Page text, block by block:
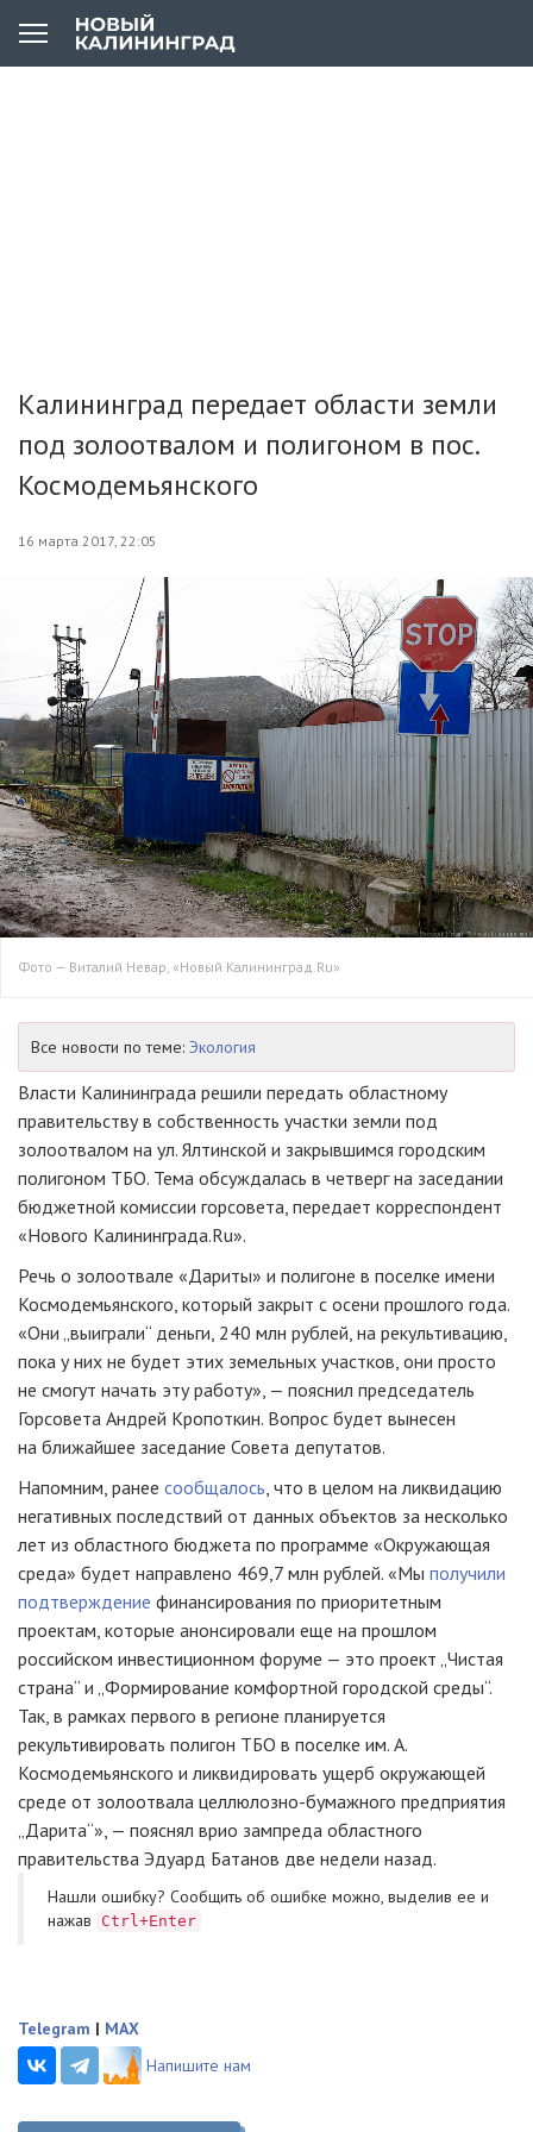
Калининград передает области земли
под золоотвалом и полигоном в пос.
Космодемьянского
16 марта 2017, 22:05
Фото — Виталий Невар, «Новый Калининград.Ru»
Все новости по теме: Экология
Власти Калининграда решили передать областному
правительству в собственность участки земли под
золоотвалом на ул. Ялтинской и закрывшимся городским
полигоном ТБО. Тема обсуждалась в четверг на заседании
бюджетной комиссии горсовета, передает корреспондент
«Нового Калининграда.Ru».
Речь о золоотвале «Дариты» и полигоне в поселке имени
Космодемьянского, который закрыт с осени прошлого года.
«Они „выиграли“ деньги, 240 млн рублей, на рекультивацию,
пока у них не будет этих земельных участков, они просто
не смогут начать эту работу», — пояснил председатель
Горсовета Андрей Кропоткин. Вопрос будет вынесен
на ближайшее заседание Совета депутатов.
Напомним, ранее сообщалось, что в целом на ликвидацию
негативных последствий от данных объектов за несколько
лет из областного бюджета по программе «Окружающая
среда» будет направлено 469,7 млн рублей. «Мы получили
подтверждение финансирования по приоритетным
проектам, которые анонсировали еще на прошлом
российском инвестиционном форуме — это проект „Чистая
страна“ и „Формирование комфортной городской среды“.
Так, в рамках первого в регионе планируется
рекультивировать полигон ТБО в поселке им. А.
Космодемьянского и ликвидировать ущерб окружающей
среде от золоотвала целлюлозно-бумажного предприятия
„Дарита“», — пояснял врио зампреда областного
правительства Эдуард Батанов две недели назад.
Нашли ошибку? Cообщить об ошибке можно, выделив ее и
нажав
Ctrl+Enter
Telegram | MAX
Напишите нам